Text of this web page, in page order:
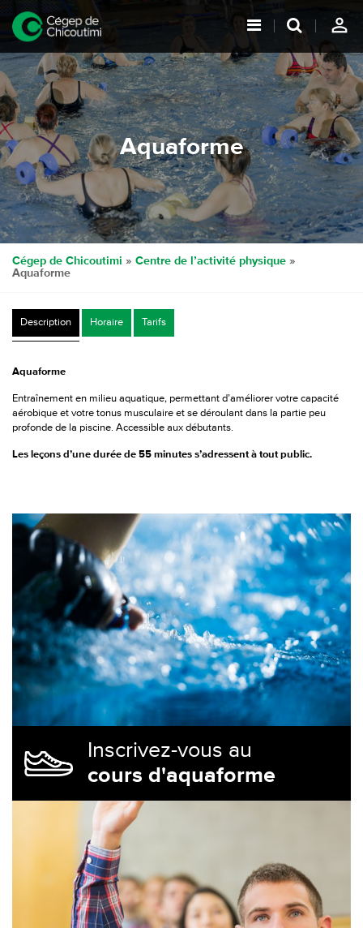
person_outline
Aquaforme
Cégep de Chicoutimi » Centre de l’activité physique »
Aquaforme
Description Horaire Tarifs
Aquaforme
Entraînement en milieu aquatique, permettant d’améliorer votre capacité
aérobique et votre tonus musculaire et se déroulant dans la partie peu
profonde de la piscine. Accessible aux débutants.
Les leçons d’une durée de 55 minutes s’adressent à tout public.
Inscrivez-vous au
cours d'aquaforme